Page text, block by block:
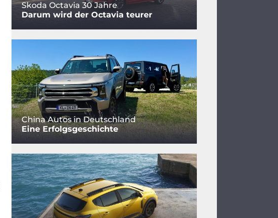
Skoda Octavia 30 Jahre
Darum wird der Octavia teurer
China Autos in Deutschland
Eine Erfolgsgeschichte